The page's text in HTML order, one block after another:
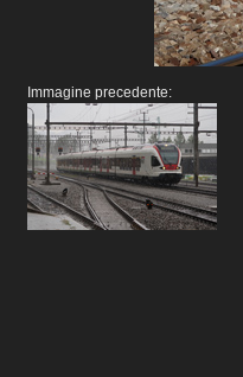
Immagine precedente: